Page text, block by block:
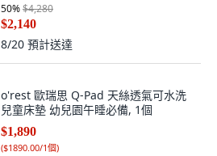
50%$4,280
$2,140
8/20 預計送達
o'rest 歐瑞思 Q-Pad 天絲透氣可水洗
兒童床墊 幼兒園午睡必備, 1個
$1,890
($1890.00/1個)